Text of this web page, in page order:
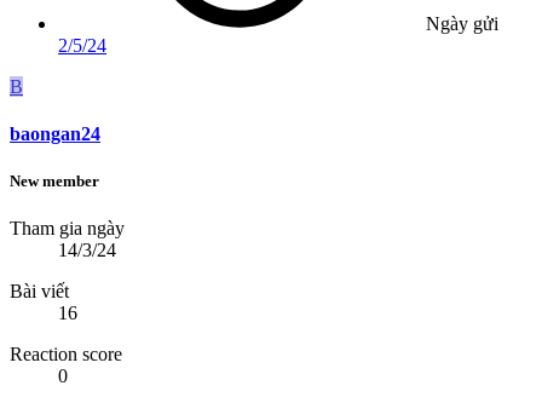
Ngày gửi
2/5/24
B
baongan24
New member
Tham gia ngày
14/3/24
Bài viết
16
Reaction score
0